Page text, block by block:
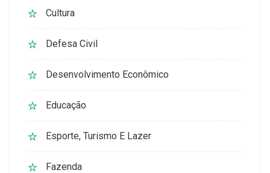
Cultura
Defesa Civil
Desenvolvimento Econômico
Educação
Esporte, Turismo E Lazer
Fazenda